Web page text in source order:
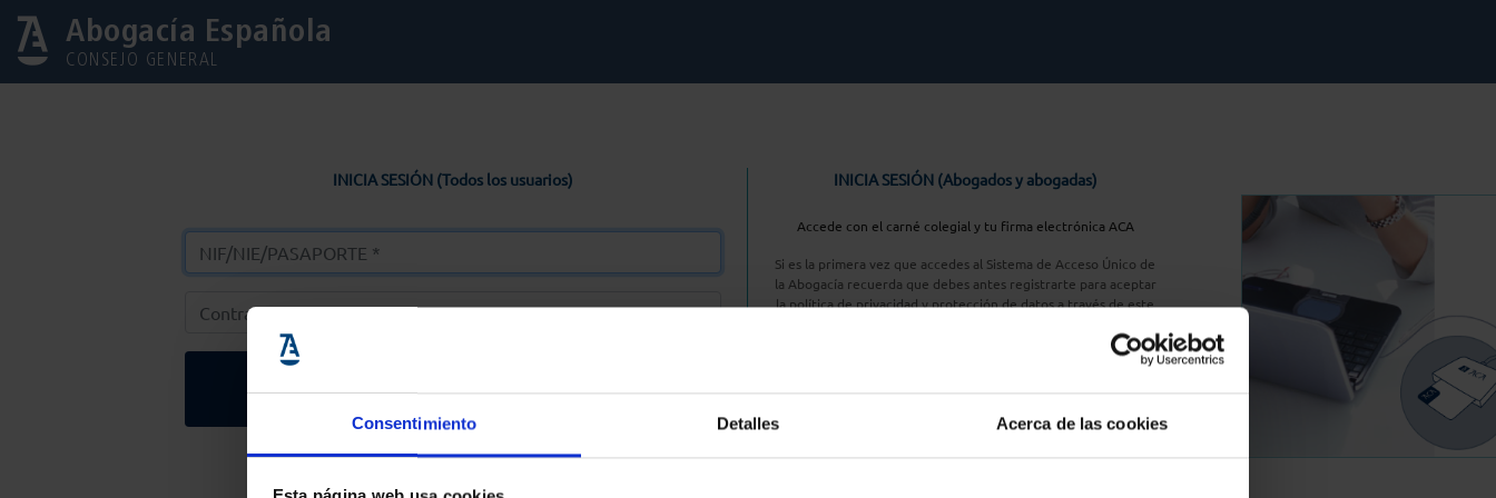
Consentimiento Detalles Acerca de las cookies
Abogacía Española
CONSEJO GENERAL
INICIA SESIÓN (Todos los usuarios)
Entrar
Solicitar Contraseña
INICIA SESIÓN (Abogados y abogadas)
Accede con el carné colegial y tu firma electrónica ACA
Si es la primera vez que accedes al Sistema de Acceso Único de
la Abogacía recuerda que debes antes registrarte para aceptar
la política de privacidad y protección de datos a través de este
Entrar con ACA Plus